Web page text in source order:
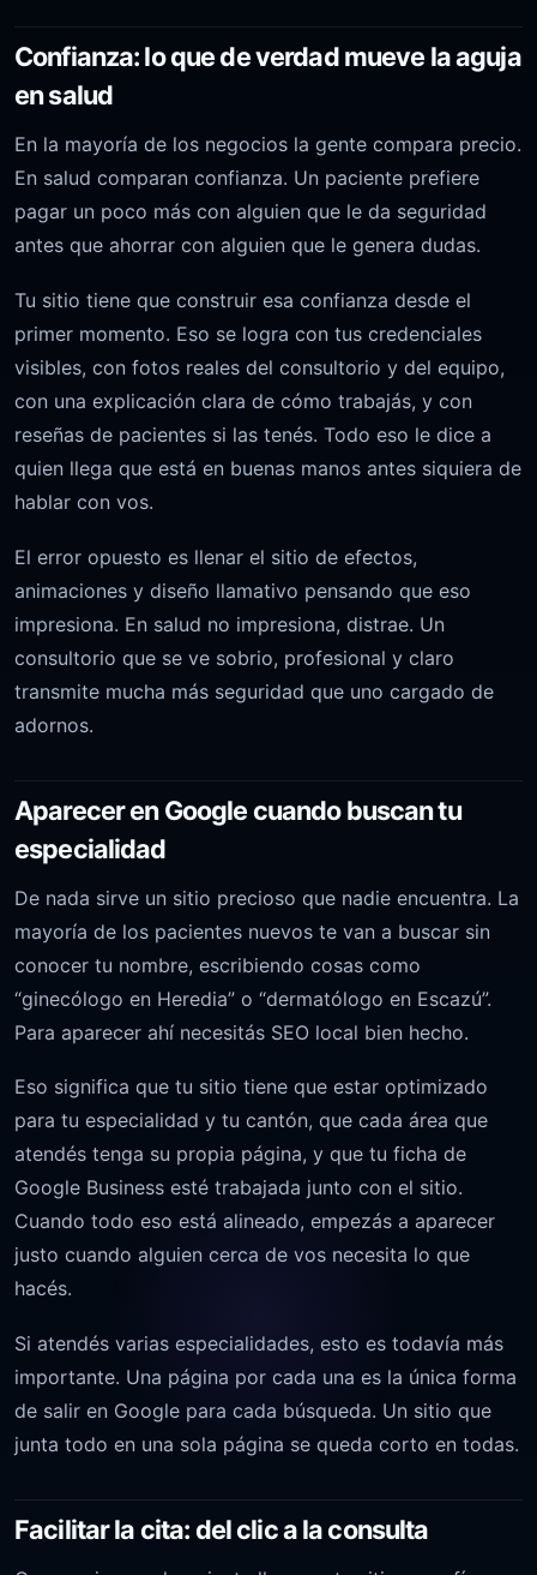
Confianza: lo que de verdad mueve la aguja
en salud
En la mayoría de los negocios la gente compara precio.
En salud comparan confianza. Un paciente prefiere
pagar un poco más con alguien que le da seguridad
antes que ahorrar con alguien que le genera dudas.
Tu sitio tiene que construir esa confianza desde el
primer momento. Eso se logra con tus credenciales
visibles, con fotos reales del consultorio y del equipo,
con una explicación clara de cómo trabajás, y con
reseñas de pacientes si las tenés. Todo eso le dice a
quien llega que está en buenas manos antes siquiera de
hablar con vos.
El error opuesto es llenar el sitio de efectos,
animaciones y diseño llamativo pensando que eso
impresiona. En salud no impresiona, distrae. Un
consultorio que se ve sobrio, profesional y claro
transmite mucha más seguridad que uno cargado de
adornos.
Aparecer en Google cuando buscan tu
especialidad
De nada sirve un sitio precioso que nadie encuentra. La
mayoría de los pacientes nuevos te van a buscar sin
conocer tu nombre, escribiendo cosas como
“ginecólogo en Heredia” o “dermatólogo en Escazú”.
Para aparecer ahí necesitás SEO local bien hecho.
Eso significa que tu sitio tiene que estar optimizado
para tu especialidad y tu cantón, que cada área que
atendés tenga su propia página, y que tu ficha de
Google Business esté trabajada junto con el sitio.
Cuando todo eso está alineado, empezás a aparecer
justo cuando alguien cerca de vos necesita lo que
hacés.
Si atendés varias especialidades, esto es todavía más
importante. Una página por cada una es la única forma
de salir en Google para cada búsqueda. Un sitio que
junta todo en una sola página se queda corto en todas.
Facilitar la cita: del clic a la consulta